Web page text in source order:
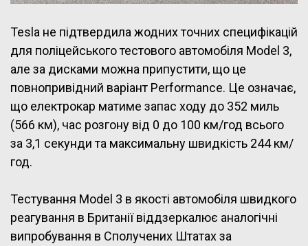
Tesla не підтвердила жодних точних специфікацій
для поліцейського тестового автомобіля Model 3,
але за дисками можна припустити, що це
повнопривідний варіант Performance. Це означає,
що електрокар матиме запас ходу до 352 миль
(566 км), час розгону від 0 до 100 км/год всього
за 3,1 секунди та максимальну швидкість 244 км/
год.
Тестування Model 3 в якості автомобіля швидкого
реагування в Британії віддзеркалює аналогічні
випробування в Сполучених Штатах за